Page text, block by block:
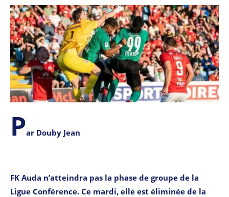
Par Douby Jean
FK Auda n’atteindra pas la phase de groupe de la
Ligue Conférence. Ce mardi, elle est éliminée de la